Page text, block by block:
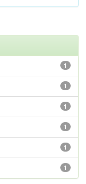
1
1
1
1
1
1